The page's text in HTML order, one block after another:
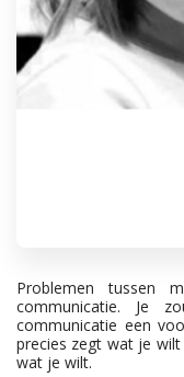
Problemen tussen
communicatie. Je
communicatie een
precies zegt wat je
wat je wilt.